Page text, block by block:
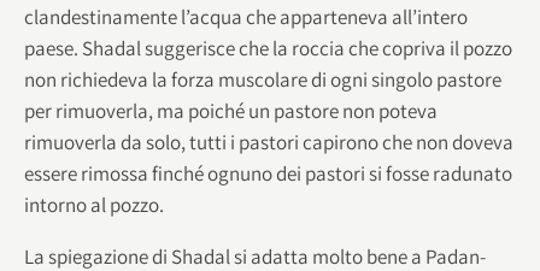
clandestinamente l’acqua che apparteneva all’intero
paese. Shadal suggerisce che la roccia che copriva il pozzo
non richiedeva la forza muscolare di ogni singolo pastore
per rimuoverla, ma poiché un pastore non poteva
rimuoverla da solo, tutti i pastori capirono che non doveva
essere rimossa finché ognuno dei pastori si fosse radunato
intorno al pozzo.
La spiegazione di Shadal si adatta molto bene a Padan-